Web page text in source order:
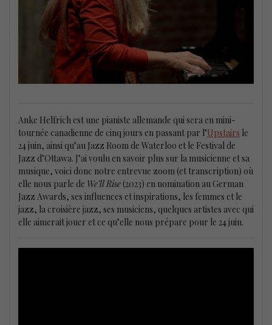
Anke Helfrich est une pianiste allemande qui sera en mini-
tournée canadienne de cinq jours en passant par l’Upstairs le
24 juin, ainsi qu’au Jazz Room de Waterloo et le Festival de
Jazz d’Ottawa. J’ai voulu en savoir plus sur la musicienne et sa
musique, voici donc notre entrevue zoom (et transcription) où
elle nous parle de We’ll Rise (2023) en nomination au German
Jazz Awards, ses influences et inspirations, les femmes et le
jazz, la croisière jazz, ses musiciens, quelques artistes avec qui
elle aimerait jouer et ce qu’elle nous prépare pour le 24 juin.